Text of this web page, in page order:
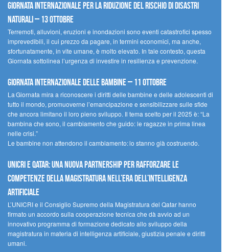
Giornata internazionale per la riduzione del rischio di disastri
naturali – 13 ottobre
Terremoti, alluvioni, eruzioni e inondazioni sono eventi catastrofici spesso
imprevedibili, il cui prezzo da pagare, in termini economici, ma anche,
sfortunatamente, in vite umane, è molto elevato. In tale contesto, questa
Giornata sottolinea l’urgenza di investire in resilienza e prevenzione.
Giornata internazionale delle bambine – 11 ottobre
La Giornata mira a riconoscere i diritti delle bambine e delle adolescenti di
tutto il mondo, promuoverne l’emancipazione e sensibilizzare sulle sfide
che ancora limitano il loro pieno sviluppo. Il tema scelto per il 2025 è: “La
bambina che sono, il cambiamento che guido: le ragazze in prima linea
nelle crisi.”
Le bambine non attendono il cambiamento: lo stanno già costruendo.
UNICRI e Qatar: una nuova partnership per rafforzare le
competenze della magistratura nell’era dell’intelligenza
artificiale
L’UNICRI e il Consiglio Supremo della Magistratura del Qatar hanno
firmato un accordo sulla cooperazione tecnica che dà avvio ad un
innovativo programma di formazione dedicato allo sviluppo della
magistratura in materia di intelligenza artificiale, giustizia penale e diritti
umani.